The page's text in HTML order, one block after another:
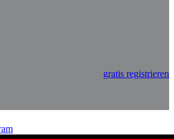
gratis registrieren